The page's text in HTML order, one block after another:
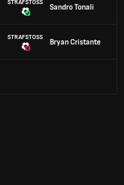
STRAFSTOSS
Sandro Tonali
STRAFSTOSS
Bryan Cristante